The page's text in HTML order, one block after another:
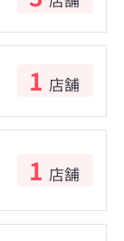
1 店舗
1 店舗